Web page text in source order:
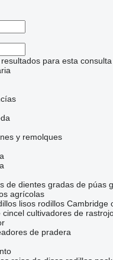
para esta consulta
y remolques
de dientes gradas de púas
agrícolas
lisos rodillos Cambridge
cincel cultivadores de
de pradera